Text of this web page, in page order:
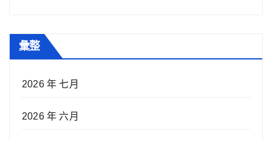
彙整
2026 年 七月
2026 年 六月